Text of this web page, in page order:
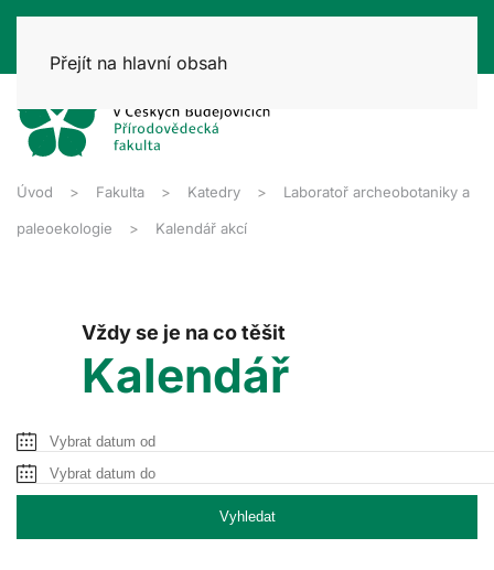
Přejít na hlavní obsah
Úvod Fakulta Katedry Laboratoř archeobotaniky a
paleoekologie Kalendář akcí
Vždy se je na co těšit
Kalendář
Vyhledat